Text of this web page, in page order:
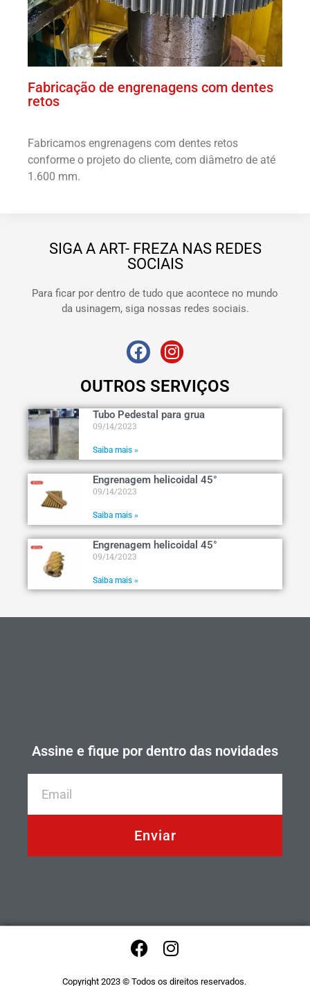
Fabricação de engrenagens com dentes
retos
Fabricamos engrenagens com dentes retos
conforme o projeto do cliente, com diâmetro de até
1.600 mm.
SIGA A ART- FREZA NAS REDES
SOCIAIS
Para ficar por dentro de tudo que acontece no mundo
da usinagem, siga nossas redes sociais.
OUTROS SERVIÇOS
Tubo Pedestal para grua
09/14/2023
Saiba mais »
Engrenagem helicoidal 45°
09/14/2023
Saiba mais »
Engrenagem helicoidal 45°
09/14/2023
Saiba mais »
Assine e fique por dentro das novidades
Enviar
Copyright 2023 © Todos os direitos reservados.